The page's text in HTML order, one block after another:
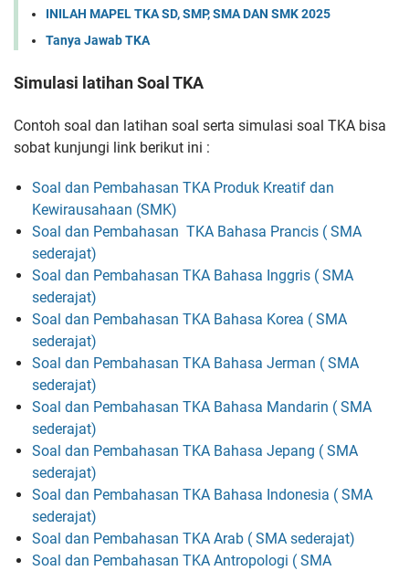
INILAH MAPEL TKA SD, SMP, SMA DAN SMK 2025
Tanya Jawab TKA
Simulasi latihan Soal TKA
Contoh soal dan latihan soal serta simulasi soal TKA bisa
sobat kunjungi link berikut ini :
Soal dan Pembahasan TKA Produk Kreatif dan
Kewirausahaan (SMK)
Soal dan Pembahasan TKA Bahasa Prancis ( SMA
sederajat)
Soal dan Pembahasan TKA Bahasa Inggris ( SMA
sederajat)
Soal dan Pembahasan TKA Bahasa Korea ( SMA
sederajat)
Soal dan Pembahasan TKA Bahasa Jerman ( SMA
sederajat)
Soal dan Pembahasan TKA Bahasa Mandarin ( SMA
sederajat)
Soal dan Pembahasan TKA Bahasa Jepang ( SMA
sederajat)
Soal dan Pembahasan TKA Bahasa Indonesia ( SMA
sederajat)
Soal dan Pembahasan TKA Arab ( SMA sederajat)
Soal dan Pembahasan TKA Antropologi ( SMA